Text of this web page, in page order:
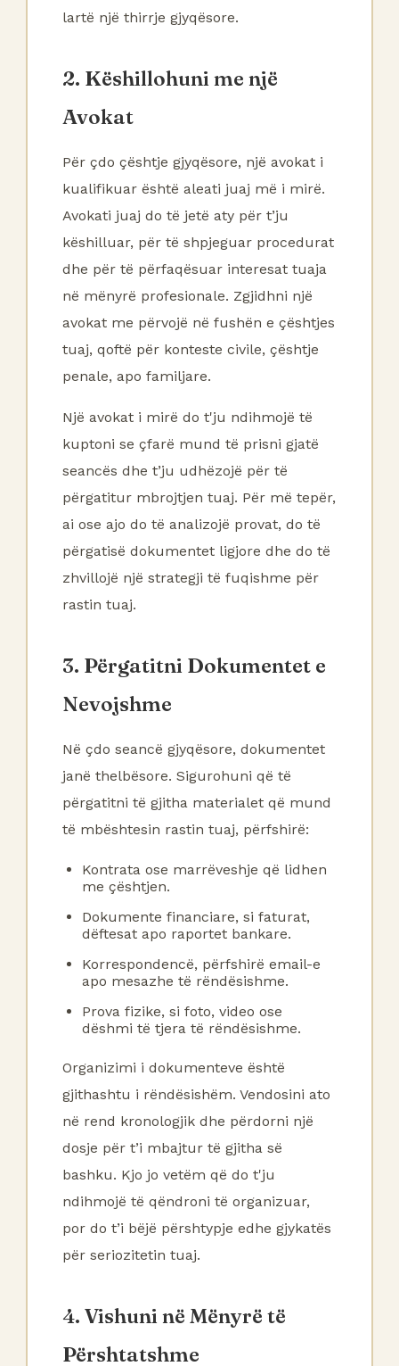
lartë një thirrje gjyqësore.
2. Këshillohuni me një
Avokat
Për çdo çështje gjyqësore, një avokat i
kualifikuar është aleati juaj më i mirë.
Avokati juaj do të jetë aty për t’ju
këshilluar, për të shpjeguar procedurat
dhe për të përfaqësuar interesat tuaja
në mënyrë profesionale. Zgjidhni një
avokat me përvojë në fushën e çështjes
tuaj, qoftë për konteste civile, çështje
penale, apo familjare.
Një avokat i mirë do t'ju ndihmojë të
kuptoni se çfarë mund të prisni gjatë
seancës dhe t’ju udhëzojë për të
përgatitur mbrojtjen tuaj. Për më tepër,
ai ose ajo do të analizojë provat, do të
përgatisë dokumentet ligjore dhe do të
zhvillojë një strategji të fuqishme për
rastin tuaj.
3. Përgatitni Dokumentet e
Nevojshme
Në çdo seancë gjyqësore, dokumentet
janë thelbësore. Sigurohuni që të
përgatitni të gjitha materialet që mund
të mbështesin rastin tuaj, përfshirë:
Kontrata ose marrëveshje që lidhen
me çështjen.
Dokumente financiare, si faturat,
dëftesat apo raportet bankare.
Korrespondencë, përfshirë email-e
apo mesazhe të rëndësishme.
Prova fizike, si foto, video ose
dëshmi të tjera të rëndësishme.
Organizimi i dokumenteve është
gjithashtu i rëndësishëm. Vendosini ato
në rend kronologjik dhe përdorni një
dosje për t’i mbajtur të gjitha së
bashku. Kjo jo vetëm që do t'ju
ndihmojë të qëndroni të organizuar,
por do t’i bëjë përshtypje edhe gjykatës
për seriozitetin tuaj.
4. Vishuni në Mënyrë të
Përshtatshme